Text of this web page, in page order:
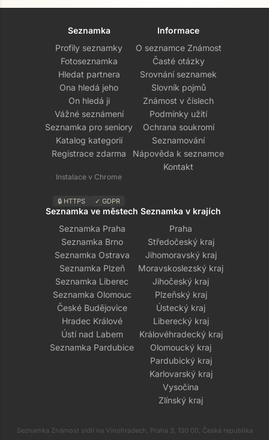
Seznamka
Profily seznamky
Fotoseznamka
Hledat partnera
Ona hledá jeho
On hledá ji
Vážné seznámení
Seznamka pro seniory
Katalog kategorií
Registrace zdarma
Instalace v Chrome
🔒 HTTPS ✓ GDPR
Informace
O seznamce Známost
Časté otázky
Srovnání seznamek
Slovník pojmů
Známost v číslech
Podmínky užití
Ochrana soukromí
Seznamování
Nápověda k seznamce
Kontakt
Seznamka ve městech
Seznamka Praha
Seznamka Brno
Seznamka Ostrava
Seznamka Plzeň
Seznamka Liberec
Seznamka Olomouc
České Budějovice
Hradec Králové
Ústí nad Labem
Seznamka Pardubice
Seznamka v krajích
Praha
Středočeský kraj
Jihomoravský kraj
Moravskoslezský kraj
Jihočeský kraj
Plzeňský kraj
Ústecký kraj
Liberecký kraj
Královéhradecký kraj
Olomoucký kraj
Pardubický kraj
Karlovarský kraj
Vysočina
Zlínský kraj
Seznamka Známost sídlí na Vinohradech, Praha 3, 130 00, Česká republika